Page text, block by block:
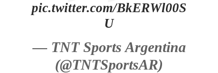
pic.twitter.com/BkERWl00S
U
— TNT Sports Argentina
(@TNTSportsAR)